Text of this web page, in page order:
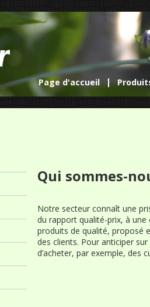
Page d'accueil
Qui sommes-
Notre secteur connaît une
du rapport qualité-prix, à une
produits de qualité, proposé
des clients. Pour anticiper
d’acheter, par exemple, des